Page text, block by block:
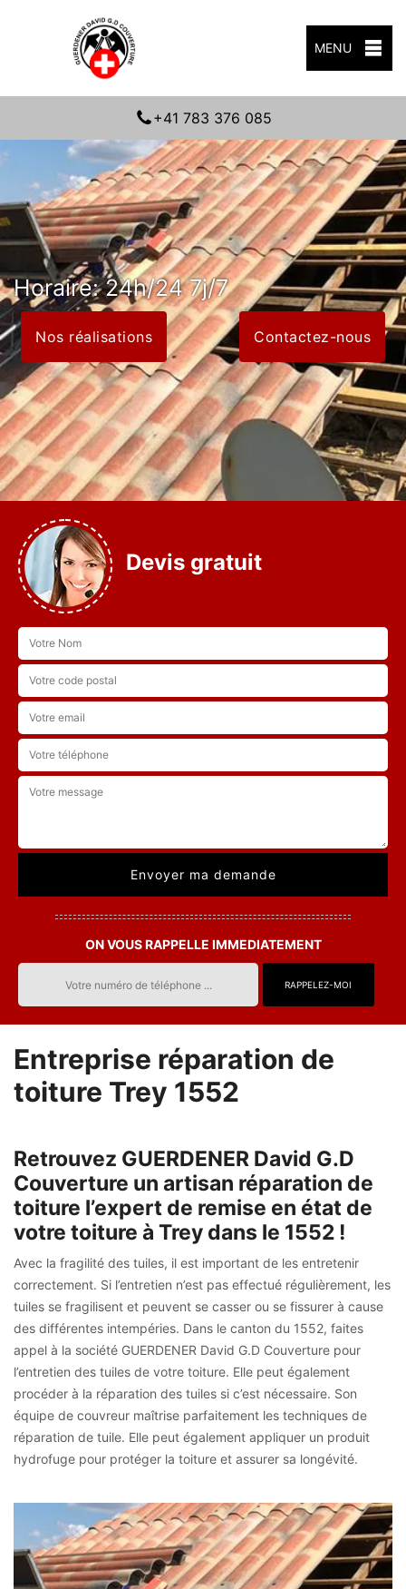
MENU
+41 783 376 085
Horaire: 24h/24 7j/7
Nos réalisations Contactez-nous
Devis gratuit
ON VOUS RAPPELLE IMMEDIATEMENT
Entreprise réparation de
toiture Trey 1552
Retrouvez GUERDENER David G.D
Couverture un artisan réparation de
toiture l’expert de remise en état de
votre toiture à Trey dans le 1552 !
Avec la fragilité des tuiles, il est important de les entretenir
correctement. Si l’entretien n’est pas effectué régulièrement, les
tuiles se fragilisent et peuvent se casser ou se fissurer à cause
des différentes intempéries. Dans le canton du 1552, faites
appel à la société GUERDENER David G.D Couverture pour
l’entretien des tuiles de votre toiture. Elle peut également
procéder à la réparation des tuiles si c’est nécessaire. Son
équipe de couvreur maîtrise parfaitement les techniques de
réparation de tuile. Elle peut également appliquer un produit
hydrofuge pour protéger la toiture et assurer sa longévité.